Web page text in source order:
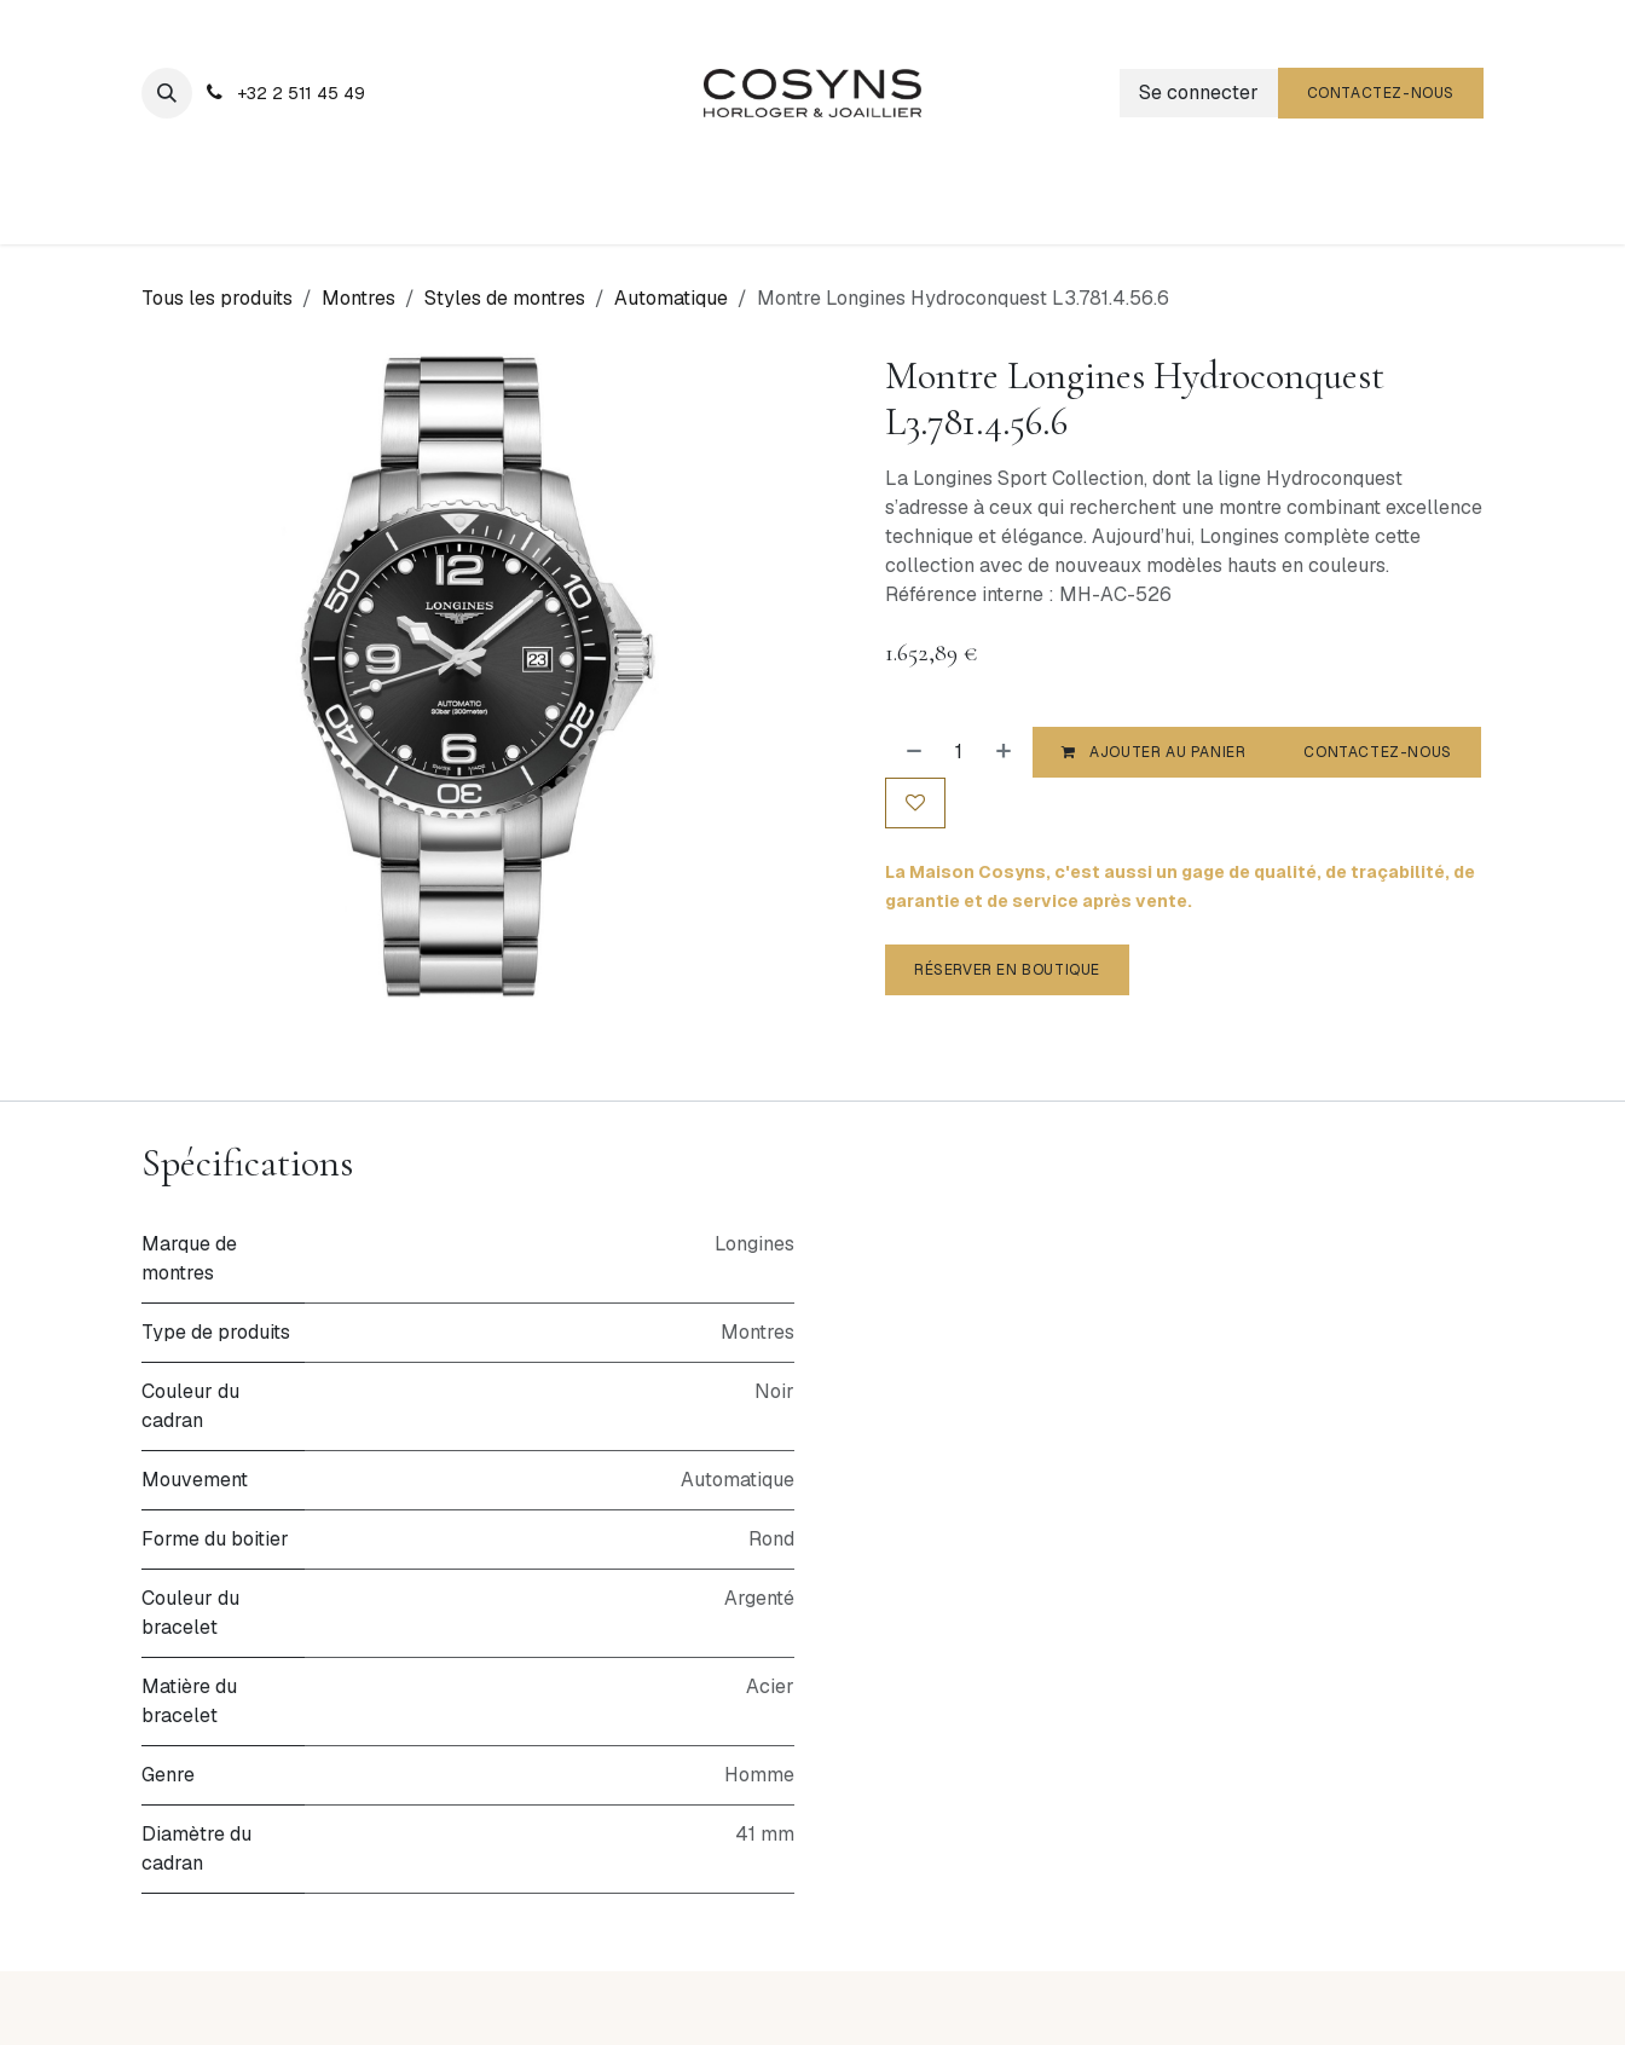
+32 2 511 45 49 Se connecter CONTACTEZ-NOUS
Tous les produits Montres Styles de montres Automatique Montre Longines Hydroconquest L3.781.4.56.6
Montre Longines Hydroconquest
L3.781.4.56.6
La Longines Sport Collection, dont la ligne Hydroconquest
s’adresse à ceux qui recherchent une montre combinant excellence
technique et élégance. Aujourd’hui, Longines complète cette
collection avec de nouveaux modèles hauts en couleurs.
Référence interne : MH-AC-526
1.652,89 €
AJOUTER AU PANIER CONTACTEZ-NOUS
La Maison Cosyns, c'est aussi un gage de qualité, de traçabilité, de
garantie et de service après vente.
RÉSERVER EN BOUTIQUE
Spécifications
Marque de
montres
Longines
Type de produits Montres
Couleur du
cadran
Noir
Mouvement Automatique
Forme du boitier Rond
Couleur du
bracelet
Argenté
Matière du
bracelet
Acier
Genre Homme
Diamètre du
cadran
41 mm